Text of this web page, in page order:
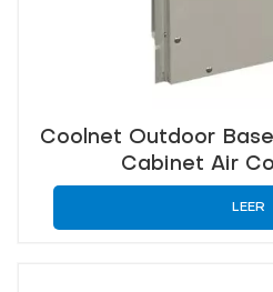
Coolnet Outdoor
Cabinet Air
LEER